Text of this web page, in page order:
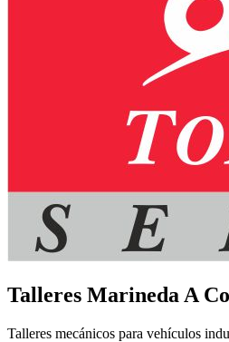
Talleres Marineda A
Talleres mecánicos para vehículos